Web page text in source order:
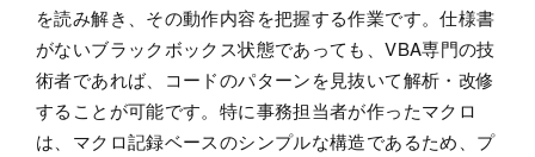
を読み解き、その動作内容を把握する作業です。仕様書
がないブラックボックス状態であっても、VBA専門の技
術者であれば、コードのパターンを見抜いて解析・改修
することが可能です。特に事務担当者が作ったマクロ
は、マクロ記録ベースのシンプルな構造であるため、プ